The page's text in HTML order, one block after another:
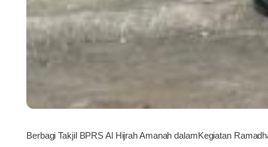
Berbagi Takjil BPRS Al Hijrah Amanah dalamKegiatan